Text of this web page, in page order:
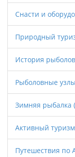
Снасти и
Природный
История
Рыболовные узлы
Зимняя рыбалка
Активный туризм
Путешествия по